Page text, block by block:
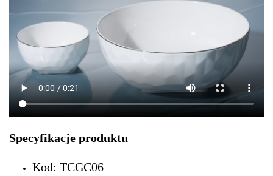
Specyfikacje produktu
Kod: TCGC06